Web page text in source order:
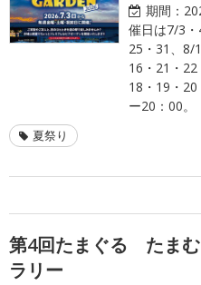
期間：
催日は7/3・
25・31、8/
16・21・
18・19・
ー20：00。
夏祭り
第4回たまぐる たま
ラリー